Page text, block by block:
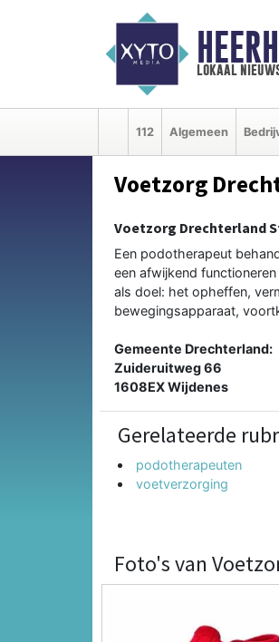
lokaal
112 Algemeen
Voetzorg
Voetzorg Drechterland
Een podotherapeut
een afwijkend
als doel: het opheffen,
bewegingsapparaat,
Gemeente Drechterland:
Zuideruitweg 66
1608EX Wijdenes
Gerelateerde
podotherapeuten
voetverzorging
Foto's van